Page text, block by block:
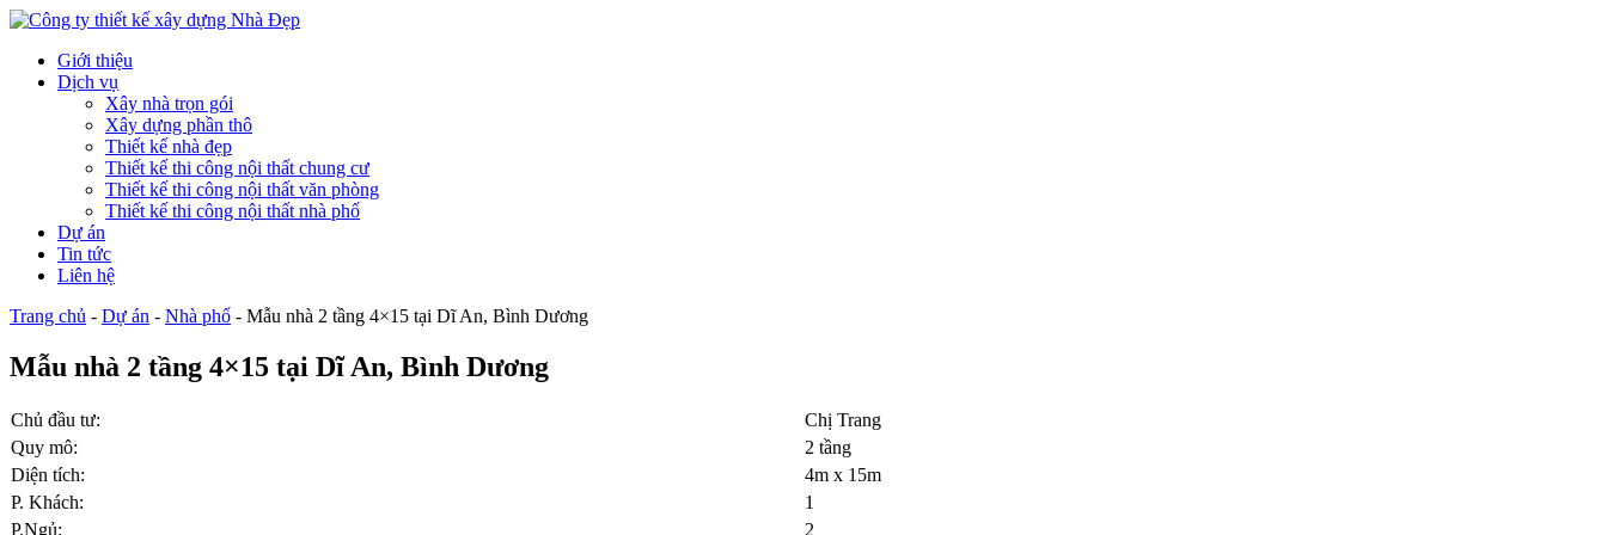
Giới thiệu
Dịch vụ
Xây nhà trọn gói
Xây dựng phần thô
Thiết kế nhà đẹp
Thiết kế thi công nội thất chung cư
Thiết kế thi công nội thất văn phòng
Thiết kế thi công nội thất nhà phố
Dự án
Tin tức
Liên hệ
Trang chủ - Dự án - Nhà phố - Mẫu nhà 2 tầng 4×15 tại Dĩ An, Bình Dương
Mẫu nhà 2 tầng 4×15 tại Dĩ An, Bình Dương
Chủ đầu tư:
Chị Trang
Quy mô:
2 tầng
Diện tích:
4m x 15m
P. Khách:
1
P.Ngủ:
2